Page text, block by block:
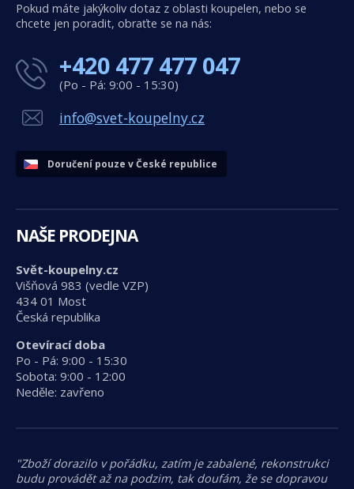
Pokud máte jakýkoliv dotaz z oblasti koupelen, nebo se
chcete jen poradit, obraťte se na nás:
+420 477 477 047
(Po - Pá: 9:00 - 15:30)
info@svet-koupelny.cz
Doručení pouze v České republice
NAŠE PRODEJNA
Svět-koupelny.cz
Višňová 983 (vedle VZP)
434 01 Most
Česká republika
Otevírací doba
Po - Pá: 9:00 - 15:30
Sobota: 9:00 - 12:00
Neděle: zavřeno
"Zboží dorazilo v pořádku, zatím je zabalené, rekonstrukci
budu provádět až na podzim, tak doufám, že se dopravou